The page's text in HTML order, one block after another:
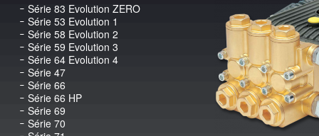
Série 83 Evolution ZERO
Série 53 Evolution 1
Série 58 Evolution 2
Série 59 Evolution 3
Série 64 Evolution 4
Série 47
Série 66
Série 66 HP
Série 69
Série 70